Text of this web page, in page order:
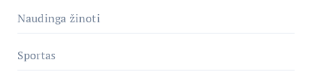
Naudinga žinoti
Sportas